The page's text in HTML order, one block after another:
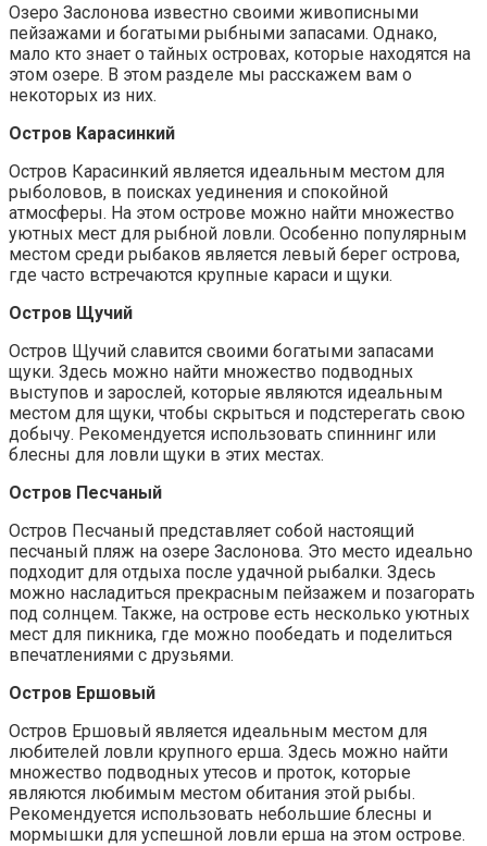
Озеро Заслонова известно своими живописными
пейзажами и богатыми рыбными запасами. Однако,
мало кто знает о тайных островах, которые находятся на
этом озере. В этом разделе мы расскажем вам о
некоторых из них.
Остров Карасинкий
Остров Карасинкий является идеальным местом для
рыболовов, в поисках уединения и спокойной
атмосферы. На этом острове можно найти множество
уютных мест для рыбной ловли. Особенно популярным
местом среди рыбаков является левый берег острова,
где часто встречаются крупные караси и щуки.
Остров Щучий
Остров Щучий славится своими богатыми запасами
щуки. Здесь можно найти множество подводных
выступов и зарослей, которые являются идеальным
местом для щуки, чтобы скрыться и подстерегать свою
добычу. Рекомендуется использовать спиннинг или
блесны для ловли щуки в этих местах.
Остров Песчаный
Остров Песчаный представляет собой настоящий
песчаный пляж на озере Заслонова. Это место идеально
подходит для отдыха после удачной рыбалки. Здесь
можно насладиться прекрасным пейзажем и позагорать
под солнцем. Также, на острове есть несколько уютных
мест для пикника, где можно пообедать и поделиться
впечатлениями с друзьями.
Остров Ершовый
Остров Ершовый является идеальным местом для
любителей ловли крупного ерша. Здесь можно найти
множество подводных утесов и проток, которые
являются любимым местом обитания этой рыбы.
Рекомендуется использовать небольшие блесны и
мормышки для успешной ловли ерша на этом острове.